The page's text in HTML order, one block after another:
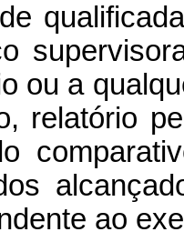
ou a
relatório
ao